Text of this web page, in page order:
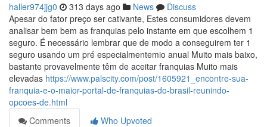
haller974jjg0 313 days ago News
Discuss
Apesar do fator preço ser cativante, Estes consumidores devem
analisar bem bem as franquias pelo instante em que escolhem 1
seguro. É necessário lembrar que de modo a conseguirem ter 1
seguro usando um pré especialmentemio anual Muito mais baixo,
bastante provavelmente têm de aceitar franquias Muito mais
elevadas https://www.palscity.com/post/1605921_encontre-sua-
franquia-e-o-maior-portal-de-franquias-do-brasil-reunindo-
opcoes-de.html
Comments
Who Upvoted